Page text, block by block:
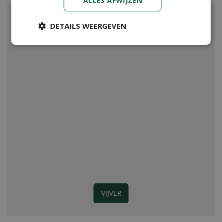
VIJVER
DETAILS WEERGEVEN